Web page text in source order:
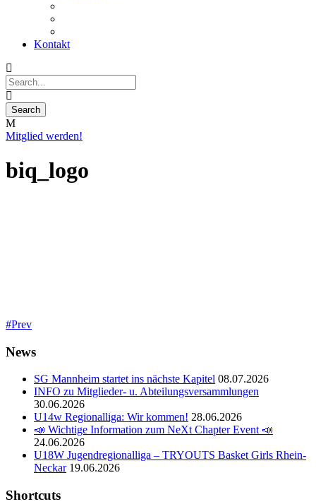
Kontakt
Mitglied werden!
biq_logo
Prev
News
SG Mannheim startet ins nächste Kapitel 08.07.2026
INFO zu Mitglieder- u. Abteilungsversammlungen
30.06.2026
U14w Regionalliga: Wir kommen! 28.06.2026
📣 Wichtige Information zum NeXt Chapter Event 📣
24.06.2026
U18W Jugendregionalliga – TRYOUTS Basket Girls Rhein-
Neckar 19.06.2026
Shortcuts